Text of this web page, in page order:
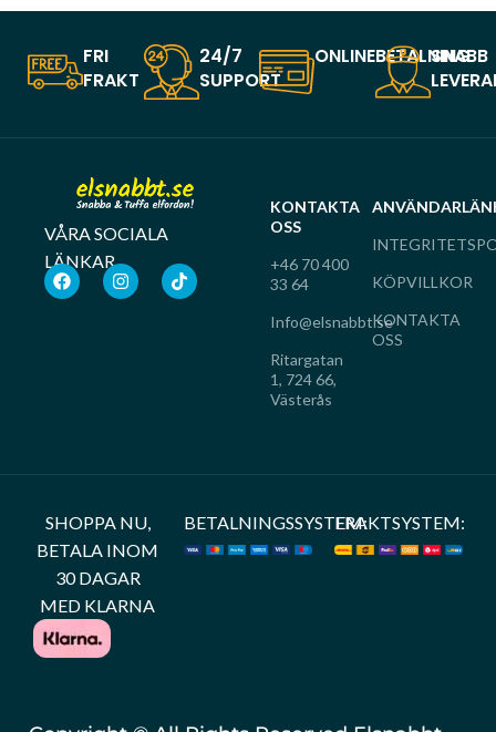
FRI
FRAKT
24/7
SUPPORT
ONLINEBETALNING
SNABB
VÅRA SOCIALA
LÄNKAR
KONTAKTA
OSS
+46 70 400
33 64
Info@elsnabbt.se
Ritargatan
1, 724 66,
Västerås
KÖPVILLKOR
KONTAKTA
OSS
SHOPPA NU,
BETALA INOM
30 DAGAR
MED KLARNA
BETALNINGSSYSTEM:FRAKTSYSTEM: